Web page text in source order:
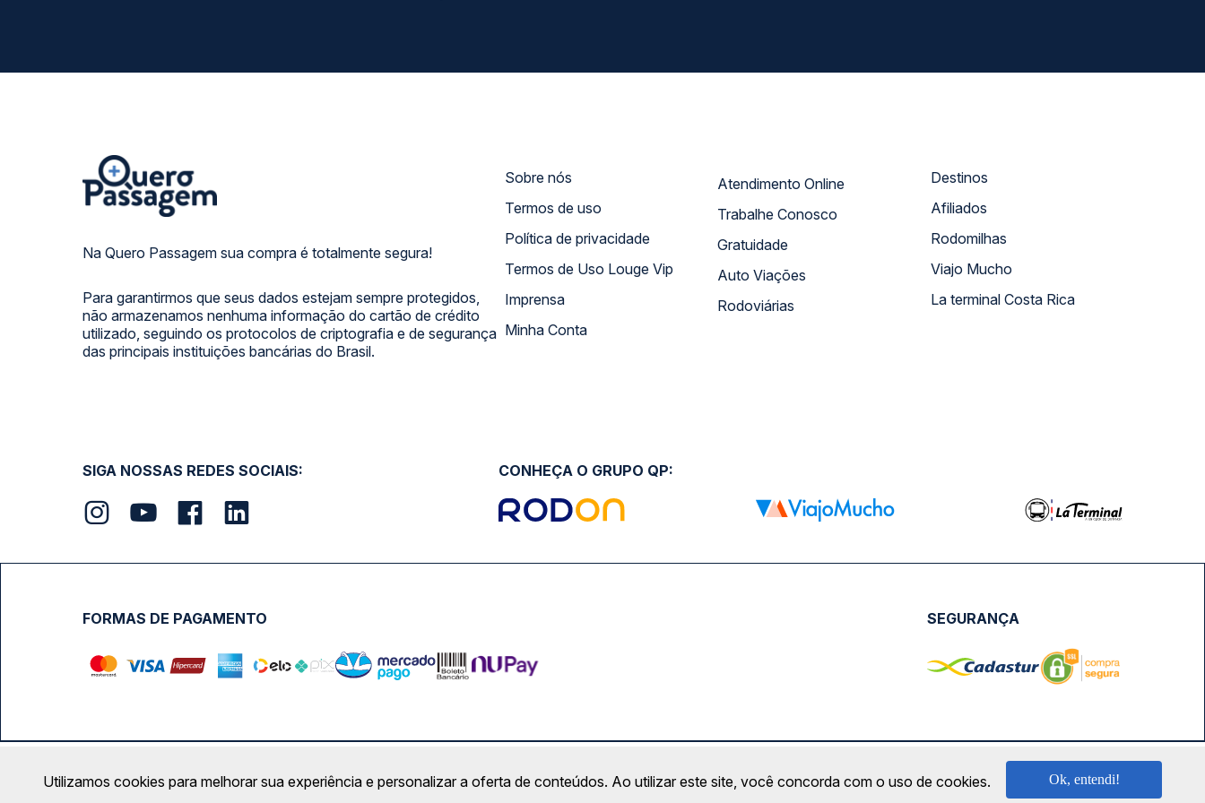
Na Quero Passagem sua compra é totalmente segura!
Para garantirmos que seus dados estejam sempre protegidos,
não armazenamos nenhuma informação do cartão de crédito
utilizado, seguindo os protocolos de criptografia e de segurança
das principais instituições bancárias do Brasil.
Sobre nós
Termos de uso
Política de privacidade
Termos de Uso Louge Vip
Imprensa
Minha Conta
Atendimento Online
Trabalhe Conosco
Gratuidade
Auto Viações
Rodoviárias
Destinos
Afiliados
Rodomilhas
Viajo Mucho
La terminal Costa Rica
SIGA NOSSAS REDES SOCIAIS: CONHEÇA O GRUPO QP:
FORMAS DE PAGAMENTO SEGURANÇA
Calçada das Margaridas, 163 - Sala 02 - Condomínio Centro Comercial Alphaville, Barueri - SP | CEP: 06453-038 | CNPJ: 18.087.991/0001-57 | saconibus@queropassagem.com.br
Utilizamos cookies para melhorar sua experiência e personalizar a oferta de conteúdos. Ao utilizar este site, você concorda com o uso de cookies. Ok, entendi!